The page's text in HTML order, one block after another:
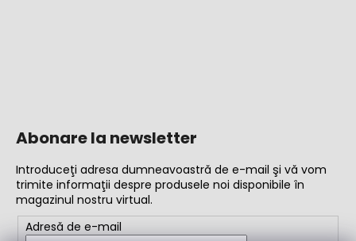
Abonare la newsletter
Introduceţi adresa dumneavoastră de e-mail şi vă vom
trimite informaţii despre produsele noi disponibile în
magazinul nostru virtual.
Adresă de e-mail